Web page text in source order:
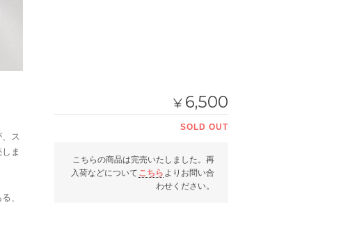
ス
ま
、
¥ 6,500
SOLD OUT
こちらの商品は完売いたしました。再
入荷などについて こちら よりお問い合
わせください。